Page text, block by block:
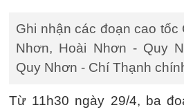
Ghi nhận các đoạn cao tốc
Nhơn, Hoài Nhơn - Quy
Quy Nhơn - Chí Thạnh
Từ 11h30 ngày 29/4, ba